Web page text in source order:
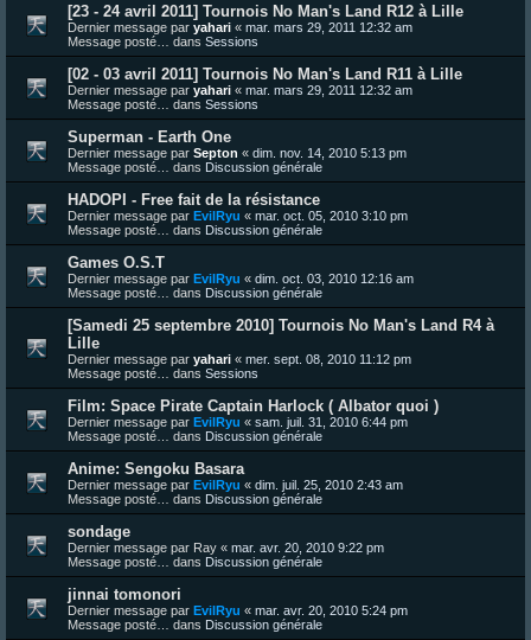
[23 - 24 avril 2011] Tournois No Man's Land R12 à Lille
Dernier message par yahari « mar. mars 29, 2011 12:32 am
Message posté… dans Sessions
[02 - 03 avril 2011] Tournois No Man's Land R11 à Lille
Dernier message par yahari « mar. mars 29, 2011 12:32 am
Message posté… dans Sessions
Superman - Earth One
Dernier message par Septon « dim. nov. 14, 2010 5:13 pm
Message posté… dans Discussion générale
HADOPI - Free fait de la résistance
Dernier message par EvilRyu « mar. oct. 05, 2010 3:10 pm
Message posté… dans Discussion générale
Games O.S.T
Dernier message par EvilRyu « dim. oct. 03, 2010 12:16 am
Message posté… dans Discussion générale
[Samedi 25 septembre 2010] Tournois No Man's Land R4 à
Lille
Dernier message par yahari « mer. sept. 08, 2010 11:12 pm
Message posté… dans Sessions
Film: Space Pirate Captain Harlock ( Albator quoi )
Dernier message par EvilRyu « sam. juil. 31, 2010 6:44 pm
Message posté… dans Discussion générale
Anime: Sengoku Basara
Dernier message par EvilRyu « dim. juil. 25, 2010 2:43 am
Message posté… dans Discussion générale
sondage
Dernier message par Ray « mar. avr. 20, 2010 9:22 pm
Message posté… dans Discussion générale
jinnai tomonori
Dernier message par EvilRyu « mar. avr. 20, 2010 5:24 pm
Message posté… dans Discussion générale